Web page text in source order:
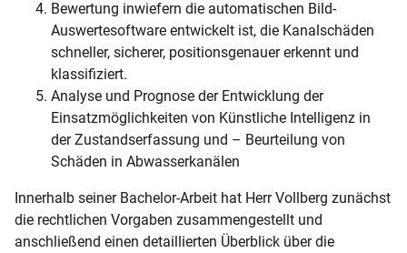
Bewertung inwiefern die automatischen Bild-
Auswertesoftware entwickelt ist, die Kanalschäden
schneller, sicherer, positionsgenauer erkennt und
klassifiziert.
Analyse und Prognose der Entwicklung der
Einsatzmöglichkeiten von Künstliche Intelligenz in
der Zustandserfassung und – Beurteilung von
Schäden in Abwasserkanälen
Innerhalb seiner Bachelor-Arbeit hat Herr Vollberg zunächst
die rechtlichen Vorgaben zusammengestellt und
anschließend einen detaillierten Überblick über die